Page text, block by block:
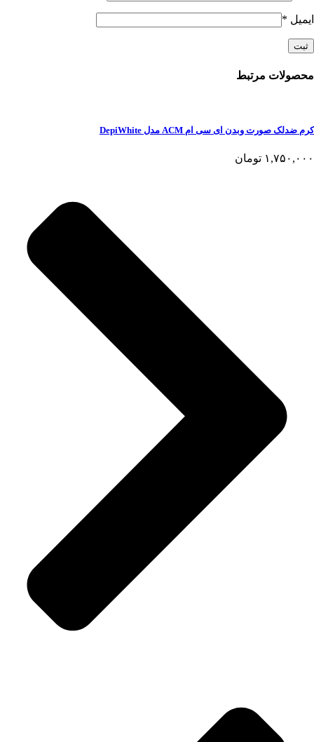
ایمیل *
محصولات مرتبط
کرم ضدلک صورت وبدن ای سی ام ACM مدل DepiWhite
۱,۷۵۰,۰۰۰ تومان